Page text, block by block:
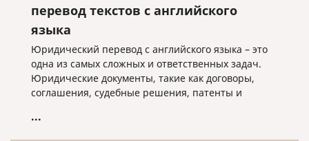
перевод текстов с английского
языка
Юридический перевод с английского языка – это
одна из самых сложных и ответственных задач.
Юридические документы, такие как договоры,
соглашения, судебные решения, патенты и
перевода, но и соблюдения юридической
...